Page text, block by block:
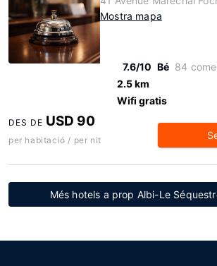
Mostra mapa
7.6/10 Bé 84
2.5 km
Wifi gratis
DES DE USD 90
per habitació / per nit
Més hotels a prop Albi-Le